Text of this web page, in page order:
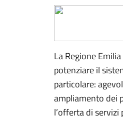
La Regione
potenziare il
particolare:
ampliamento dei
l’offerta di